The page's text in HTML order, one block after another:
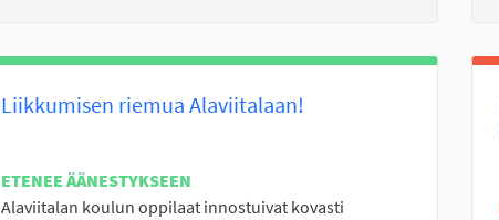
Liikkumisen riemua Alaviitalaan!
ETENEE ÄÄNESTYKSEEN
Alaviitalan koulun oppilaat innostuivat kovasti